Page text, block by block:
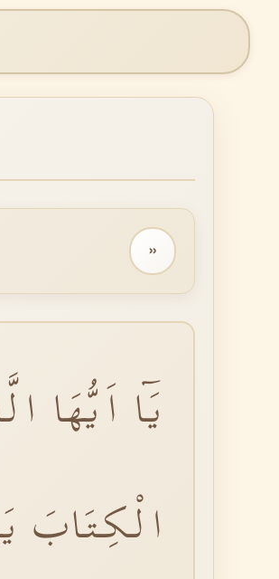
››
يَٓا اَيُّهَا
الْكِتَابَ